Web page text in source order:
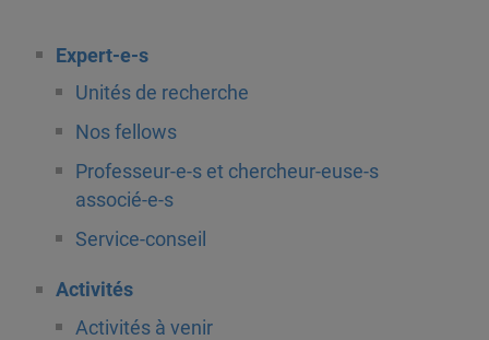
Expert-e-s
Unités de recherche
Nos fellows
Professeur-e-s et chercheur-euse-s
associé-e-s
Service-conseil
Activités
Activités à venir